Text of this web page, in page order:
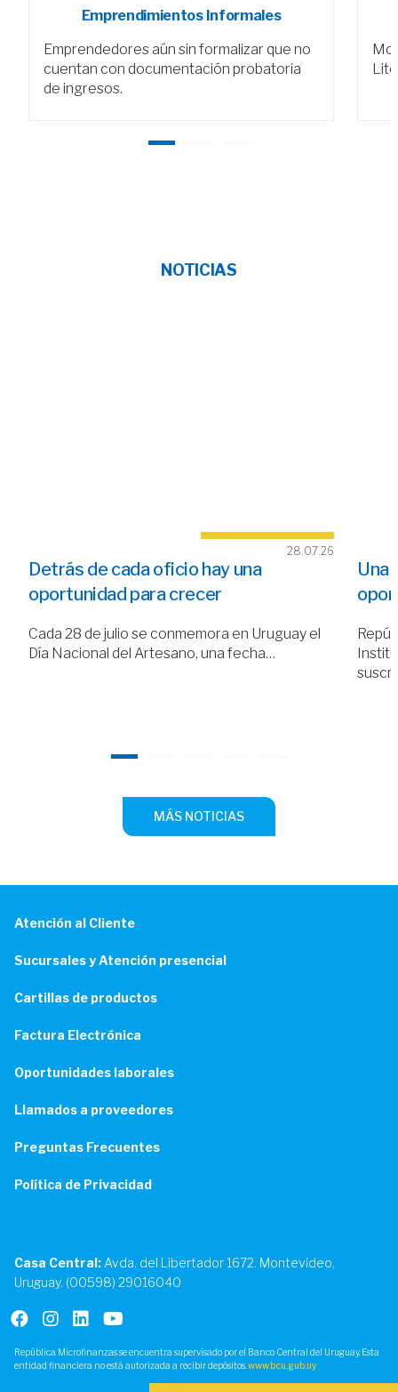
Emprendimientos Informales
Emprendedores aún sin formalizar que no
cuentan con documentación probatoria
de ingresos.
NOTICIAS
28.07.26
Detrás de cada oficio hay una
oportunidad para crecer
Cada 28 de julio se conmemora en Uruguay el
Día Nacional del Artesano, una fecha…
Una
MÁS NOTICIAS
Atención al Cliente
Sucursales y Atención presencial
Cartillas de productos
Factura Electrónica
Oportunidades laborales
Llamados a proveedores
Preguntas Frecuentes
Política de Privacidad
Casa Central: Avda. del Libertador 1672. Montevideo,
Uruguay. (00598) 29016040
República Microfinanzas se encuentra supervisado por el Banco Central del Uruguay. Esta
entidad financiera no está autorizada a recibir depósitos. www.bcu.gub.uy